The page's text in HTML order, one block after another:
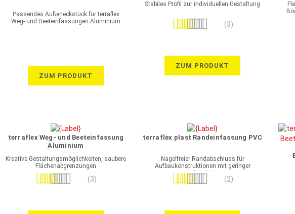
Passendes Außeneckstück für terraflex
Weg- und Beeteinfassungen Aluminium
ZUM PRODUKT
Stabiles Profil zur individuellen Gestaltung
Bewertung: (3)
ZUM PRODUKT
terraflex Weg- und Beeteinfassung
Aluminium
Kreative Gestaltungsmöglichkeiten, saubere
Flächenabgrenzungen
Bewertung:
(3)
terraflex plast Randeinfassung PVC
Nagelfreier Randabschluss für
Aufbaukonstruktionen mit geringer
Aufbauhöhe
Bewertung: (2)